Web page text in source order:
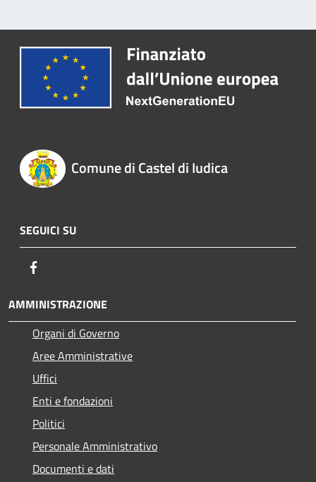
Comune di Castel di Iudica
SEGUICI SU
AMMINISTRAZIONE
Organi di Governo
Aree Amministrative
Uffici
Enti e fondazioni
Politici
Personale Amministrativo
Documenti e dati